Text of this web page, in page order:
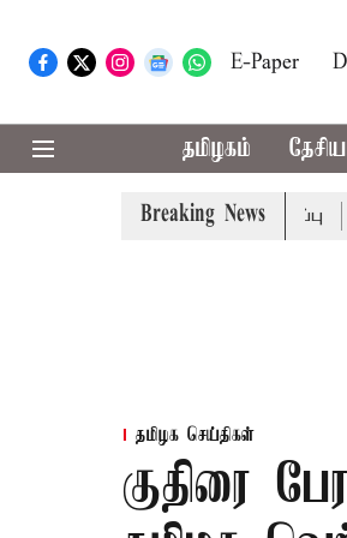
E-Paper
தமிழகம்
Breaking News
அமைச்சர் விஜய் அழைப்பு
தமிழக செய்திகள்
குதிரை